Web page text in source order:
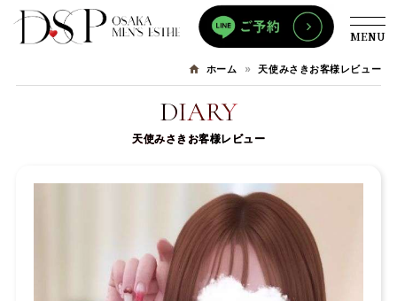
ホーム 天使みさきお客様レビュー
MENU
DIARY
天使みさきお客様レビュー